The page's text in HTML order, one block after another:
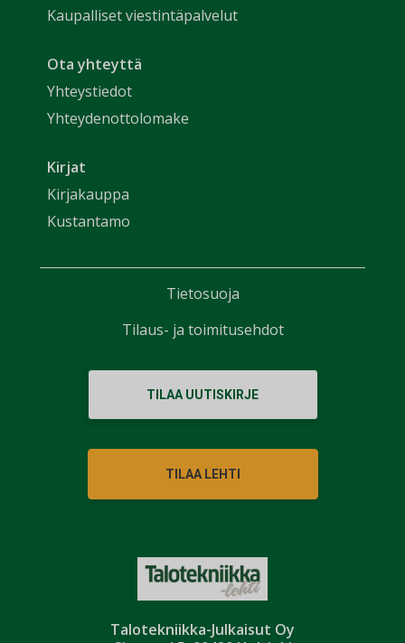
Talotekniikka-Julkaisut Oy
Kaupalliset viestintäpalvelut
Ota yhteyttä
Yhteystiedot
Yhteydenottolomake
Kirjat
Kirjakauppa
Kustantamo
TILAA UUTISKIRJE
TILAA LEHTI
Tietosuoja
Tilaus- ja toimitusehdot